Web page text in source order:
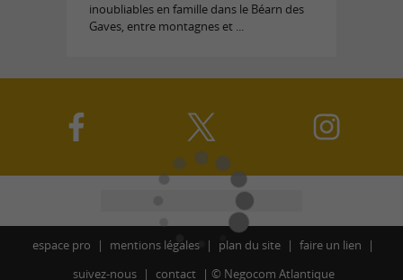
inoubliables en famille dans le Béarn des
Gaves, entre montagnes et ...
espace pro mentions légales plan du site
faire un lien
suivez-nous
contact © Negocom Atlantique